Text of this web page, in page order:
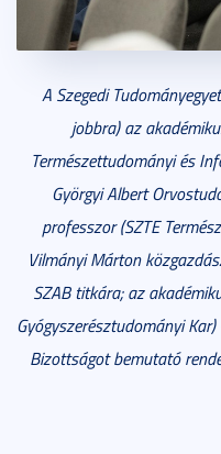
A Szegedi
jobbra) az
Természettudományi és
Györgyi Albert
professzor (SZTE
Vilmányi Márton
SZAB titkára; az
Gyógyszerésztudományi
Bizottságot bemutató